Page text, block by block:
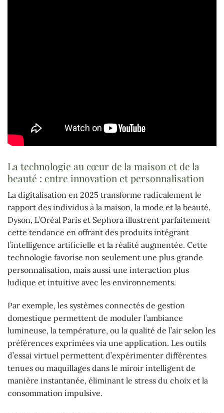
La technologie au cœur de la maison et de la
beauté : entre innovation et personnalisation
La digitalisation en 2025 transforme radicalement le
rapport des individus à la maison, la mode et la beauté.
Dyson, L’Oréal Paris et Sephora illustrent parfaitement
cette tendance en offrant des produits intégrant
l’intelligence artificielle et la réalité augmentée. Cette
technologie favorise non seulement une plus grande
personnalisation, mais aussi une interaction plus
ludique et intuitive avec les environnements.
Par exemple, les systèmes connectés de gestion
domestique permettent de moduler l’ambiance
lumineuse, la température, ou la qualité de l’air selon les
préférences exprimées via une application. Les outils
d’essai virtuel permettent d’expérimenter différentes
tenues ou maquillages dans le miroir intelligent de
manière instantanée, éliminant le stress du choix et la
consommation impulsive.